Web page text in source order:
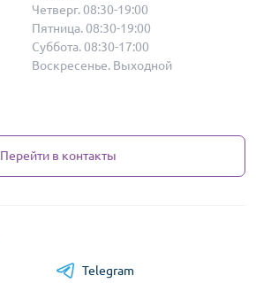
Четверг. 08:30-19:00
Пятница. 08:30-19:00
Суббота. 08:30-17:00
Воскресенье. Выходной
Перейти в контакты
Telegram